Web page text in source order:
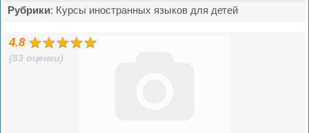
Рубрики: Курсы иностранных языков для детей
4.8
(83 оценки)